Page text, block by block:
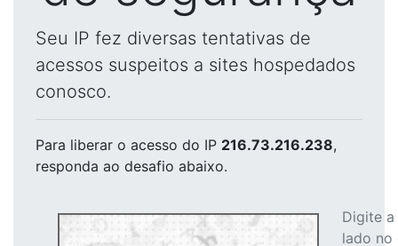
Seu IP fez diversas tentativas de
acessos suspeitos a sites hospedados
conosco.
Para liberar o acesso do IP 216.73.216.238,
responda ao desafio abaixo.
Digite
lado no